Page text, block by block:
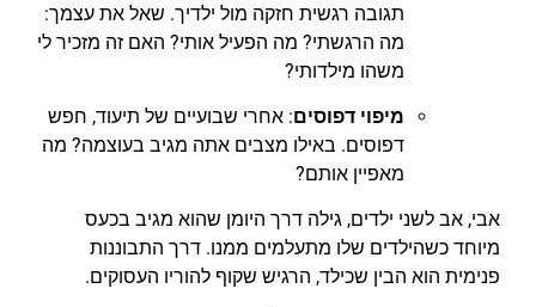
תגובה רגשית חזקה מול ילדיך. שאל את עצמך:
מה הרגשתי? מה הפעיל אותי? האם זה מזכיר לי
משהו מילדותי?
מיפוי דפוסים: אחרי שבועיים של תיעוד, חפש
דפוסים. באילו מצבים אתה מגיב בעוצמה? מה
מאפיין אותם?
אבי, אב לשני ילדים, גילה דרך היומן שהוא מגיב בכעס
מיוחד כשהילדים שלו מתעלמים ממנו. דרך התבוננות
פנימית הוא הבין שכילד, הרגיש שקוף להוריו העסוקים.